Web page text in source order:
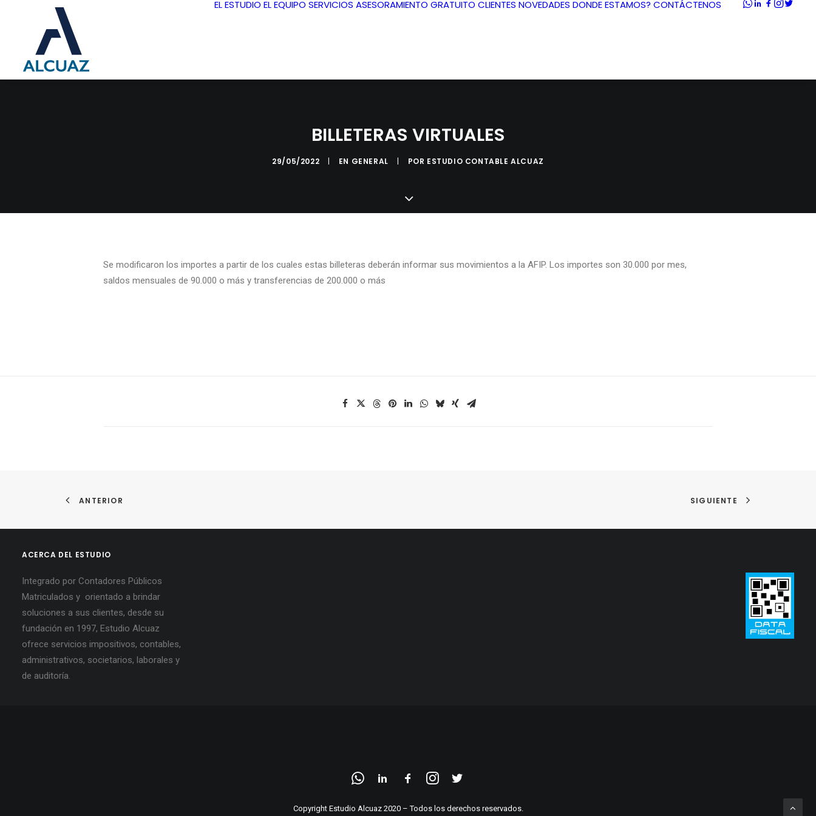
EL ESTUDIO EL EQUIPO SERVICIOS ASESORAMIENTO GRATUITO CLIENTES NOVEDADES DONDE ESTAMOS? CONTÁCTENOS
BILLETERAS VIRTUALES
29/05/2022 | EN GENERAL | POR ESTUDIO CONTABLE ALCUAZ
Se modificaron los importes a partir de los cuales estas billeteras deberán informar sus movimientos a la AFIP. Los importes son 30.000 por mes,
saldos mensuales de 90.000 o más y transferencias de 200.000 o más
ANTERIOR SIGUIENTE
ACERCA DEL ESTUDIO
Integrado por Contadores Públicos
Matriculados y orientado a brindar
soluciones a sus clientes, desde su
fundación en 1997, Estudio Alcuaz
ofrece servicios impositivos, contables,
administrativos, societarios, laborales y
de auditoría.
Copyright Estudio Alcuaz 2020 – Todos los derechos reservados.